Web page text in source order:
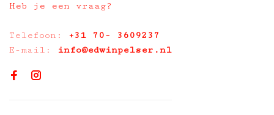
Heb je een vraag?
Telefoon: +31 70- 3609237
E-mail:
info@edwinpelser.nl